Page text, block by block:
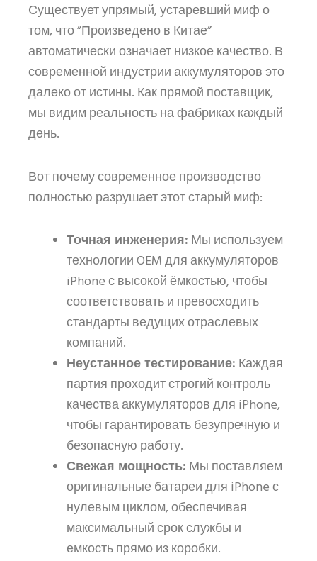
Существует упрямый, устаревший миф о
том, что ”Произведено в Китае”
автоматически означает низкое качество. В
современной индустрии аккумуляторов это
далеко от истины. Как прямой поставщик,
мы видим реальность на фабриках каждый
день.
Вот почему современное производство
полностью разрушает этот старый миф:
Точная инженерия: Мы используем
технологии OEM для аккумуляторов
iPhone с высокой ёмкостью, чтобы
соответствовать и превосходить
стандарты ведущих отраслевых
компаний.
Неустанное тестирование: Каждая
партия проходит строгий контроль
качества аккумуляторов для iPhone,
чтобы гарантировать безупречную и
безопасную работу.
Свежая мощность: Мы поставляем
оригинальные батареи для iPhone с
нулевым циклом, обеспечивая
максимальный срок службы и
емкость прямо из коробки.